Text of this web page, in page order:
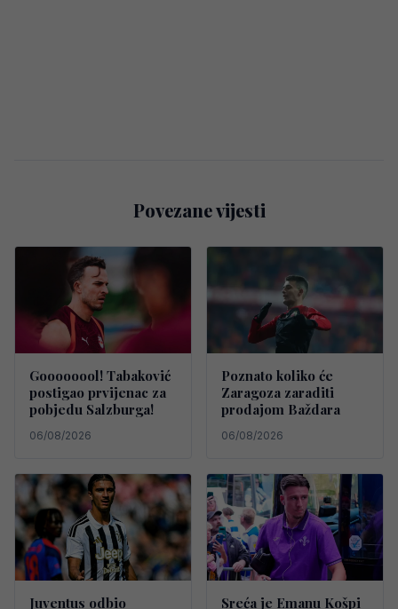
Povezane vijesti
Goooooool! Tabaković
postigao prvijenac za
pobjedu Salzburga!
06/08/2026
Poznato koliko će
Zaragoza zaraditi
prodajom Baždara
06/08/2026
Juventus odbio Sreća je Emanu Košpi